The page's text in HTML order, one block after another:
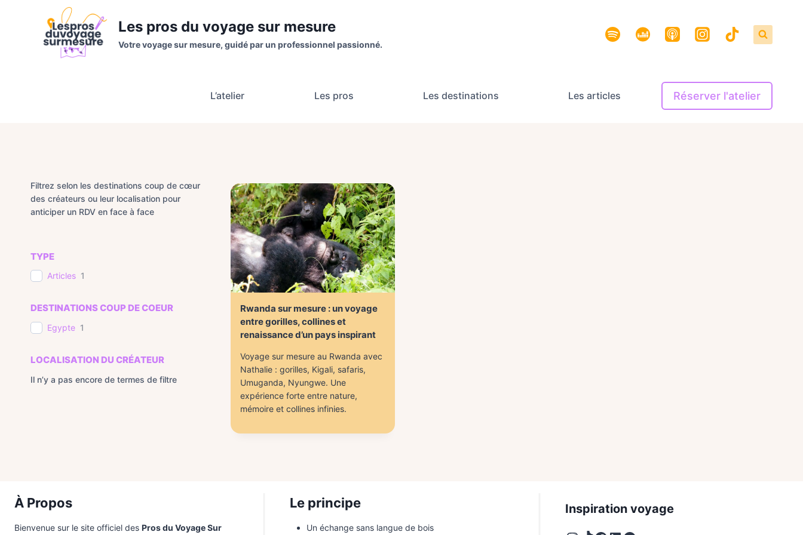
Les pros du voyage sur mesure
Votre voyage sur mesure, guidé par un professionnel passionné.
L’atelier Les pros Les destinations Les articles Réserver l'atelier
Rwanda sur mesure : un voyage
entre gorilles, collines et
renaissance d’un pays inspirant
Voyage sur mesure au Rwanda avec
Nathalie : gorilles, Kigali, safaris,
Umuganda, Nyungwe. Une
expérience forte entre nature,
mémoire et collines infinies.
Filtrez selon les destinations coup de cœur
des créateurs ou leur localisation pour
anticiper un RDV en face à face
TYPE
Articles 1
DESTINATIONS COUP DE COEUR
Egypte 1
LOCALISATION DU CRÉATEUR
Il n’y a pas encore de termes de filtre
À Propos
Bienvenue sur le site officiel des Pros du Voyage Sur
Le principe
Un échange sans langue de bois
Inspiration voyage